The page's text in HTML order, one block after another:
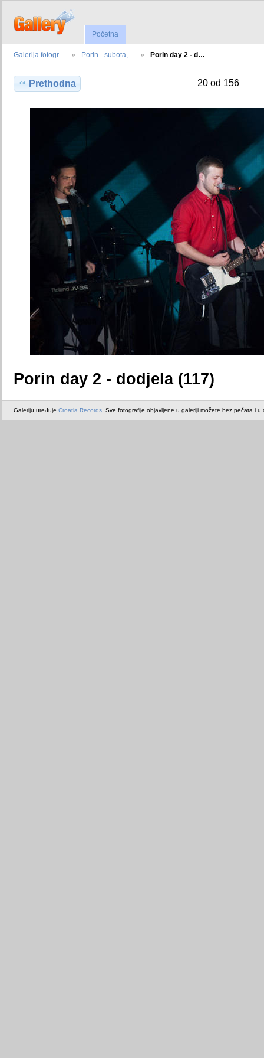
Početna
Galerija fotogr… Porin - subota,… Porin day 2 - d…
Prethodna 20 od 156
Porin day 2 - dodjela (117)
Galeriju uređuje Croatia Records . Sve fotografije objavljene u galeriji možete bez pečata i